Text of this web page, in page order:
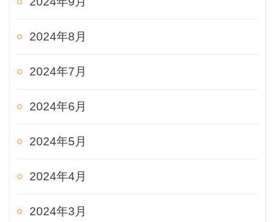
2024年8月
2024年7月
2024年6月
2024年5月
2024年4月
2024年3月